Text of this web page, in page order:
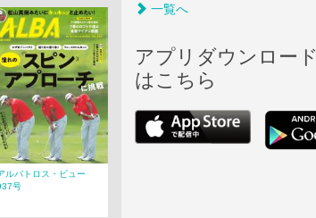
ルバトロス・ビュー
号
一覧へ
アプリダウンロード
はこちら